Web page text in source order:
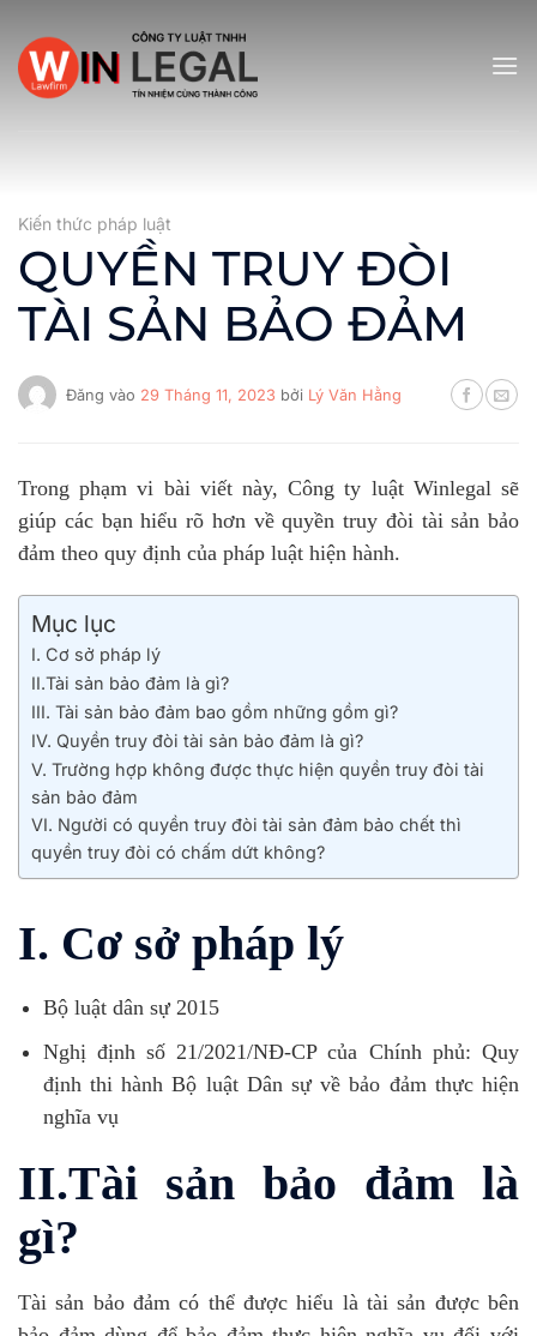
qua
nội
dung
Kiến thức pháp luật
QUYỀN TRUY ĐÒI
TÀI SẢN BẢO ĐẢM
Đăng vào 29 Tháng 11, 2023 bởi Lý Văn Hằng
Trong phạm vi bài viết này, Công ty luật Winlegal sẽ
giúp các bạn hiểu rõ hơn về quyền truy đòi tài sản bảo
đảm theo quy định của pháp luật hiện hành.
Mục lục
I. Cơ sở pháp lý
II.Tài sản bảo đảm là gì?
III. Tài sản bảo đảm bao gồm những gồm gì?
IV. Quyền truy đòi tài sản bảo đảm là gì?
V. Trường hợp không được thực hiện quyền truy đòi tài
sản bảo đảm
VI. Người có quyền truy đòi tài sản đảm bảo chết thì
quyền truy đòi có chấm dứt không?
I. Cơ sở pháp lý
Bộ luật dân sự 2015
Nghị định số 21/2021/NĐ-CP của Chính phủ: Quy
định thi hành Bộ luật Dân sự về bảo đảm thực hiện
nghĩa vụ
II.Tài sản bảo đảm là
gì?
Tài sản bảo đảm có thể được hiểu là tài sản được bên